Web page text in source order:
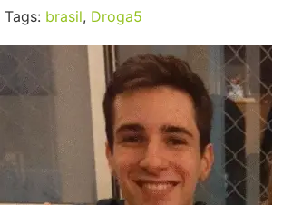
Tags: brasil, Droga5